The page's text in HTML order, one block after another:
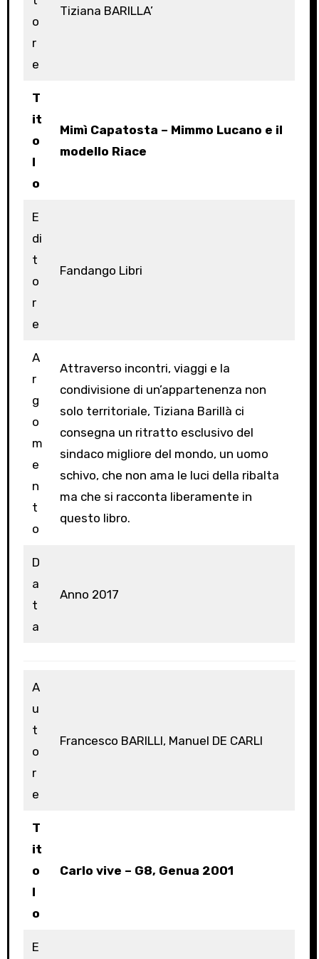
o
r
e
Tiziana BARILLA’
T
it
o
l
o
Mimì Capatosta – Mimmo Lucano e il
modello Riace
E
di
t
o
r
e
Fandango Libri
A
r
g
o
m
e
n
t
o
Attraverso incontri, viaggi e la
condivisione di un’appartenenza non
solo territoriale, Tiziana Barillà ci
consegna un ritratto esclusivo del
sindaco migliore del mondo, un uomo
schivo, che non ama le luci della ribalta
ma che si racconta liberamente in
questo libro.
D
a
t
a
Anno 2017
A
u
t
o
r
e
Francesco BARILLI, Manuel DE CARLI
T
it
o
l
o
Carlo vive – G8, Genua 2001
E